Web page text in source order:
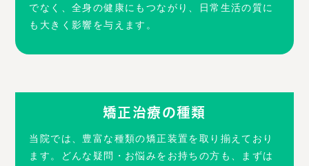
でなく、全身の健康にもつながり、日常生活の質に
も大きく影響を与えます。
矯正治療の種類
当院では、豊富な種類の矯正装置を取り揃えており
ます。どんな疑問・お悩みをお持ちの方も、まずは